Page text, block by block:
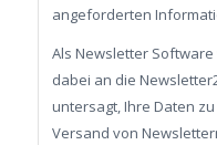
angeforderten
Als Newsletter Software
dabei an die
untersagt, Ihre Daten
Versand von